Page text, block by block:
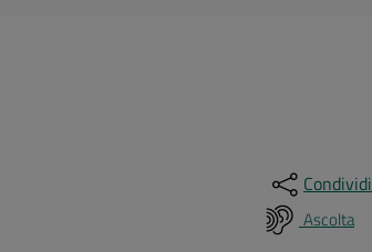
Condividi
Ascolta